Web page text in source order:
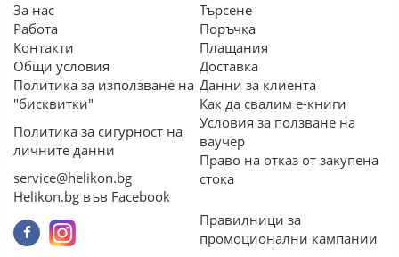
За нас
Работа
Контакти
Общи условия
Политика за използване на
"бисквитки"
Политика за сигурност на
личните данни
service@helikon.bg
Helikon.bg във Facebook
Търсене
Поръчка
Плащания
Доставка
Данни за клиента
Как да свалим е-книги
Условия за ползване на
ваучер
Право на отказ от закупена
стока
Правилници за
промоционални кампании